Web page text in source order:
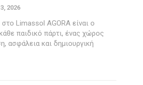
2026
Limassol AGORA είναι ο
παιδικό πάρτι, ένας χώρος
ασφάλεια και δημιουργική